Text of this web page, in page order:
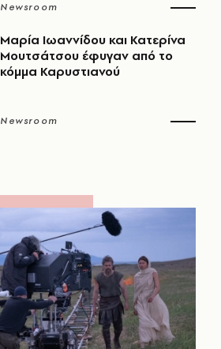
Newsroom
Μαρία Ιωαννίδου και Κατερίνα
Μουτσάτσου έφυγαν από το
κόμμα Καρυστιανού
Newsroom